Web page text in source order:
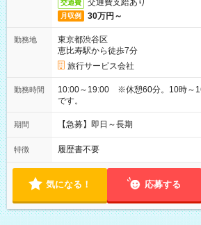
交通費 交通費支給あり
月収例 30万円～
勤務地
東京都渋谷区
恵比寿駅から徒歩7分
旅行サービス会社
勤務時間
10:00～19:00 ※休憩60分。10時～
です。
期間 【急募】即日～長期
特徴 履歴書不要
気になる！ 応募する